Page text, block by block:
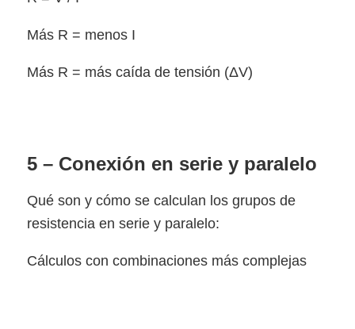
Más R = menos I
Más R = más caída de tensión (ΔV)
5 – Conexión en serie y paralelo
Qué son y cómo se calculan los grupos de
resistencia en serie y paralelo:
Cálculos con combinaciones más complejas